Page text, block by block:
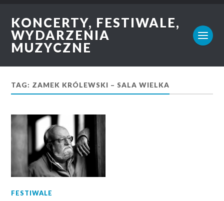
KONCERTY, FESTIWALE,
WYDARZENIA
MUZYCZNE
TAG: ZAMEK KRÓLEWSKI – SALA WIELKA
FESTIWALE